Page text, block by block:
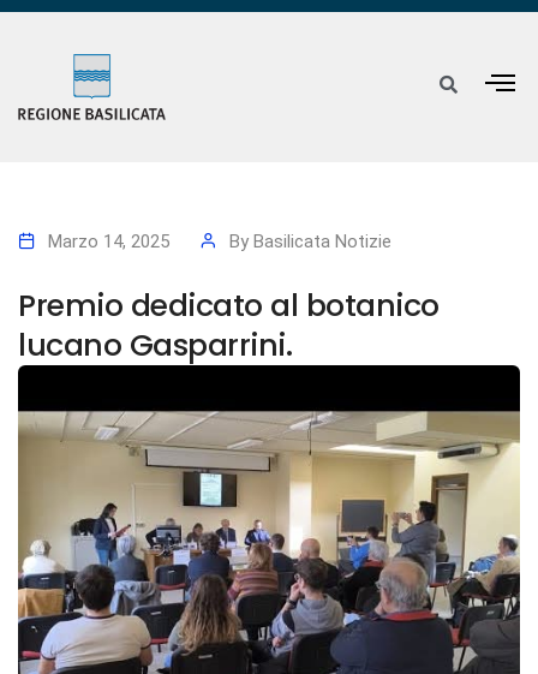
Marzo 14, 2025 By Basilicata Notizie
Premio dedicato al botanico
lucano Gasparrini.